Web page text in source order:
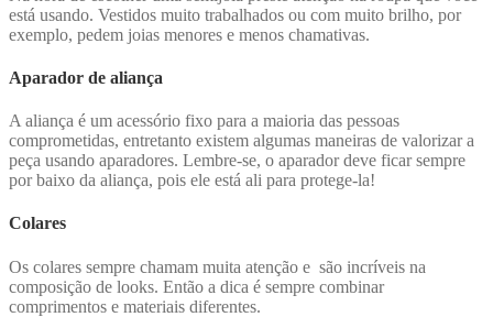
está usando. Vestidos muito trabalhados ou com muito brilho, por
exemplo, pedem joias menores e menos chamativas.
Aparador de aliança
A aliança é um acessório fixo para a maioria das pessoas
comprometidas, entretanto existem algumas maneiras de valorizar a
peça usando aparadores. Lembre-se, o aparador deve ficar sempre
por baixo da aliança, pois ele está ali para protege-la!
Colares
Os colares sempre chamam muita atenção e são incríveis na
composição de looks. Então a dica é sempre combinar
comprimentos e materiais diferentes.